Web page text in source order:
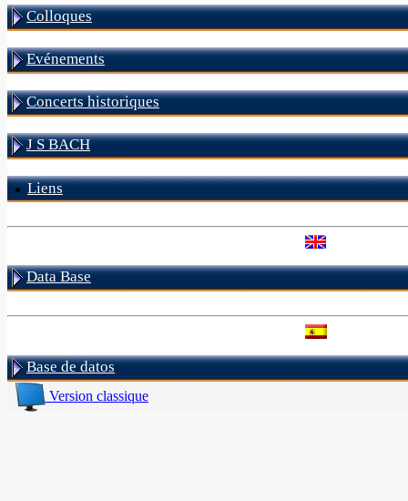
Colloques
Evénements
Concerts historiques
J S BACH
Liens
Data Base
Base de datos
Version classique